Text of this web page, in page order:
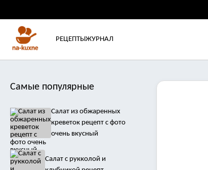
РЕЦЕПТЫЖУРНАЛ
Самые популярные
Салат из обжаренных
креветок рецепт с фото
очень вкусный
Салат с рукколой и